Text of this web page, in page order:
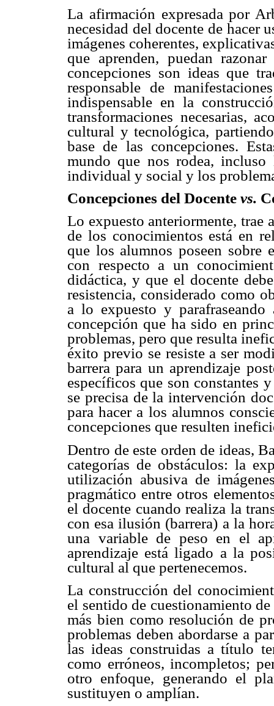
La afirmación expresada por
necesidad del docente de hacer
imágenes coherentes,
que aprenden, puedan
concepciones son ideas que
responsable de
indispensable en la
transformaciones necesarias,
cultural y tecnológica,
base de las concepciones.
mundo que nos rodea,
individual y social y los
Concepciones del Docente vs.
Lo expuesto anteriormente, trae
de los conocimientos está en
que los alumnos poseen sobre
con respecto a un
didáctica, y que el docente
resistencia, considerado como
a lo expuesto y
concepción que ha sido en
problemas, pero que resulta
éxito previo se resiste a ser
barrera para un aprendizaje
específicos que son constantes
se precisa de la intervención
para hacer a los alumnos
concepciones que resulten
Dentro de este orden de ideas,
categorías de obstáculos: la
utilización abusiva de
pragmático entre otros
el docente cuando realiza la
con esa ilusión (barrera) a la
una variable de peso en el
aprendizaje está ligado a la
cultural al que pertenecemos.
La construcción del
el sentido de cuestionamiento
más bien como resolución de
problemas deben abordarse a
las ideas construidas a título
como erróneos, incompletos;
otro enfoque, generando el
sustituyen o amplían.